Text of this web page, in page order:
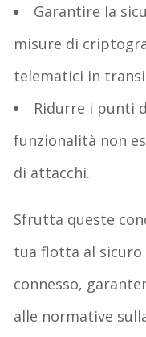
Garantire la
misure di
telematici in
Ridurre i punti
funzionalità non
di attacchi.
Sfrutta queste
tua flotta al sicuro
connesso,
alle normative